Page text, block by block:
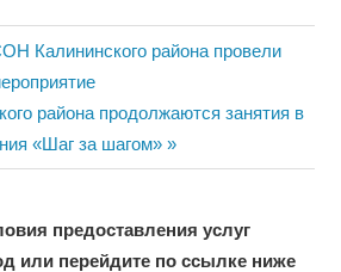
Калининского района провели
района продолжаются занятия в
«Шаг за шагом»
предоставления услуг
или перейдите по ссылке ниже